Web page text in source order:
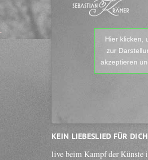
Hier klicken,
zur
akzeptieren
KEIN LIEBESLIED FÜR DICH
live beim Kampf der Künste